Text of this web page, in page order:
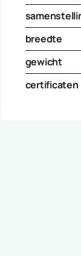
breedte
gewicht
certificaten